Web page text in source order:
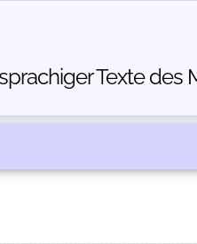
Texte des